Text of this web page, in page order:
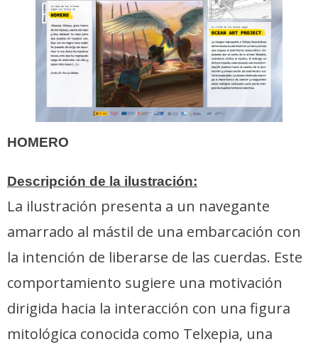
HOMERO
Descripción de la ilustración:
La ilustración presenta a un navegante
amarrado al mástil de una embarcación con
la intención de liberarse de las cuerdas. Este
comportamiento sugiere una motivación
dirigida hacia la interacción con una figura
mitológica conocida como Telxepia, una